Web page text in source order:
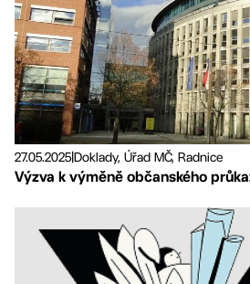
27.05.2025Doklady, Úřad MČ, Radnice
Výzva k výměně občanského